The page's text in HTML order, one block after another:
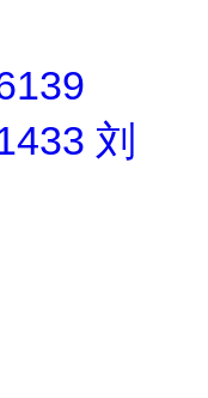
刘